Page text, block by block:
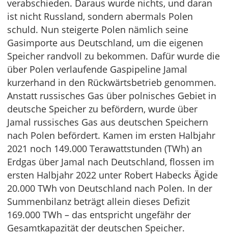
verabschieden. Daraus wurde nichts, und daran
ist nicht Russland, sondern abermals Polen
schuld. Nun steigerte Polen nämlich seine
Gasimporte aus Deutschland, um die eigenen
Speicher randvoll zu bekommen. Dafür wurde die
über Polen verlaufende Gaspipeline Jamal
kurzerhand in den Rückwärtsbetrieb genommen.
Anstatt russisches Gas über polnisches Gebiet in
deutsche Speicher zu befördern, wurde über
Jamal russisches Gas aus deutschen Speichern
nach Polen befördert. Kamen im ersten Halbjahr
2021 noch 149.000 Terawattstunden (TWh) an
Erdgas über Jamal nach Deutschland, flossen im
ersten Halbjahr 2022 unter Robert Habecks Ägide
20.000 TWh von Deutschland nach Polen. In der
Summenbilanz beträgt allein dieses Defizit
169.000 TWh – das entspricht ungefähr der
Gesamtkapazität der deutschen Speicher.